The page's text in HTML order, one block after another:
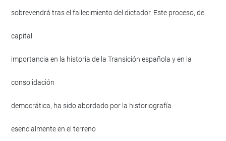
sobrevendrá tras el fallecimiento del dictador. Este proceso, de
capital
importancia en la historia de la Transición española y en la
consolidación
democrática, ha sido abordado por la historiografía
esencialmente en el terreno